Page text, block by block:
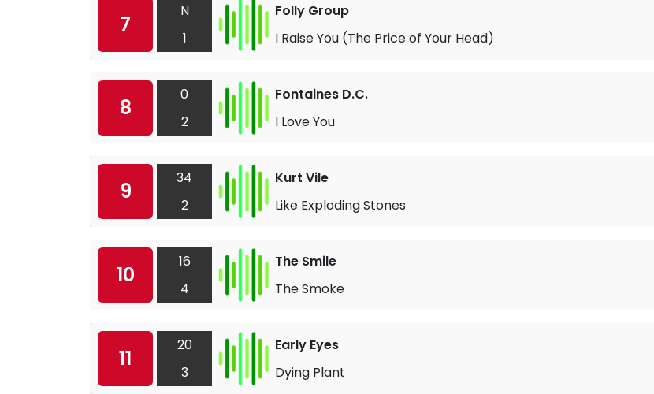
7
N
1
Folly Group
I Raise You (The Price of Your Head)
8
0
2
Fontaines D.C.
I Love You
9
34
2
Kurt Vile
Like Exploding Stones
10
16
4
The Smile
The Smoke
11
20
3
Early Eyes
Dying Plant